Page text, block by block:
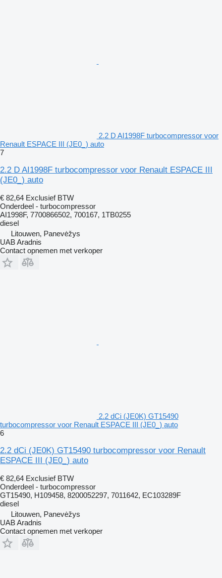
2.2 D AI1998F turbocompressor voor
Renault ESPACE III (JE0_) auto
7
2.2 D AI1998F turbocompressor voor Renault ESPACE III
(JE0_) auto
€ 82,64 Exclusief BTW
Onderdeel - turbocompressor
AI1998F, 7700866502, 700167, 1TB0255
diesel
Litouwen, Panevėžys
UAB Aradnis
Contact opnemen met verkoper
2.2 dCi (JE0K) GT15490
turbocompressor voor Renault ESPACE III (JE0_) auto
6
2.2 dCi (JE0K) GT15490 turbocompressor voor Renault
ESPACE III (JE0_) auto
€ 82,64 Exclusief BTW
Onderdeel - turbocompressor
GT15490, H109458, 8200052297, 7011642, EC103289F
diesel
Litouwen, Panevėžys
UAB Aradnis
Contact opnemen met verkoper